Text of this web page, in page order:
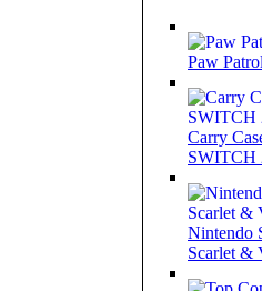
Paw
Carry
SWITCH
Nintendo
Scarlet &